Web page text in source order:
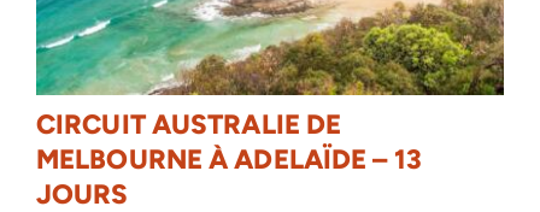
CIRCUIT AUSTRALIE DE
MELBOURNE À ADELAÏDE – 13
JOURS